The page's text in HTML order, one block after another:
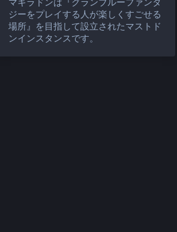
マキラドンは『グランブルーファンタ
ジーをプレイする人が楽しくすごせる
場所』を目指して設立されたマストド
ンインスタンスです。